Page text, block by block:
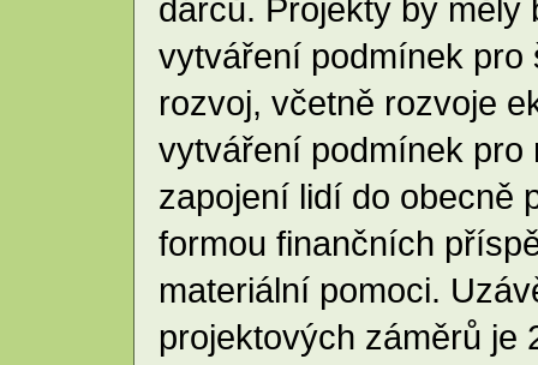
dárců. Projekty by měly
vytváření podmínek pro
rozvoj, včetně rozvoje
vytváření podmínek
zapojení lidí do obecně
formou finančních
materiální pomoci.
projektových záměrů je